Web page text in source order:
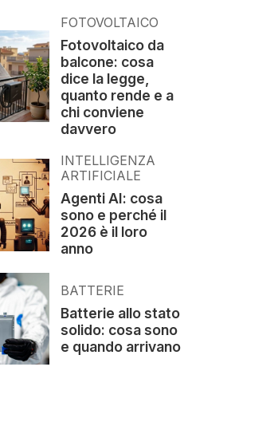
FOTOVOLTAICO
Fotovoltaico da
balcone: cosa
dice la legge,
quanto rende e a
chi conviene
davvero
INTELLIGENZA
ARTIFICIALE
Agenti AI: cosa
sono e perché il
2026 è il loro
anno
BATTERIE
Batterie allo stato
solido: cosa sono
e quando arrivano